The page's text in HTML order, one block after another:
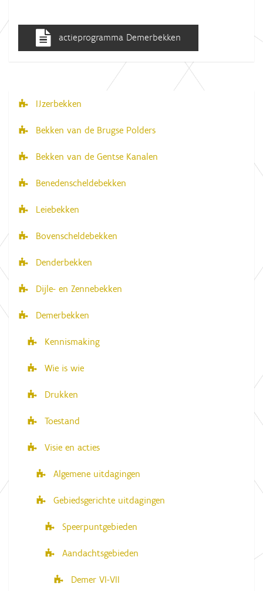
actieprogramma Demerbekken
N
a
i
g
t
IJzerbekken
Bekken van de Brugse Polders
Bekken van de Gentse Kanalen
Benedenscheldebekken
Leiebekken
Bovenscheldebekken
Denderbekken
Dijle- en Zennebekken
Demerbekken
Kennismaking
Wie is wie
Drukken
Toestand
Visie en acties
Algemene uitdagingen
Gebiedsgerichte uitdagingen
Speerpuntgebieden
Aandachtsgebieden
Demer VI-VII